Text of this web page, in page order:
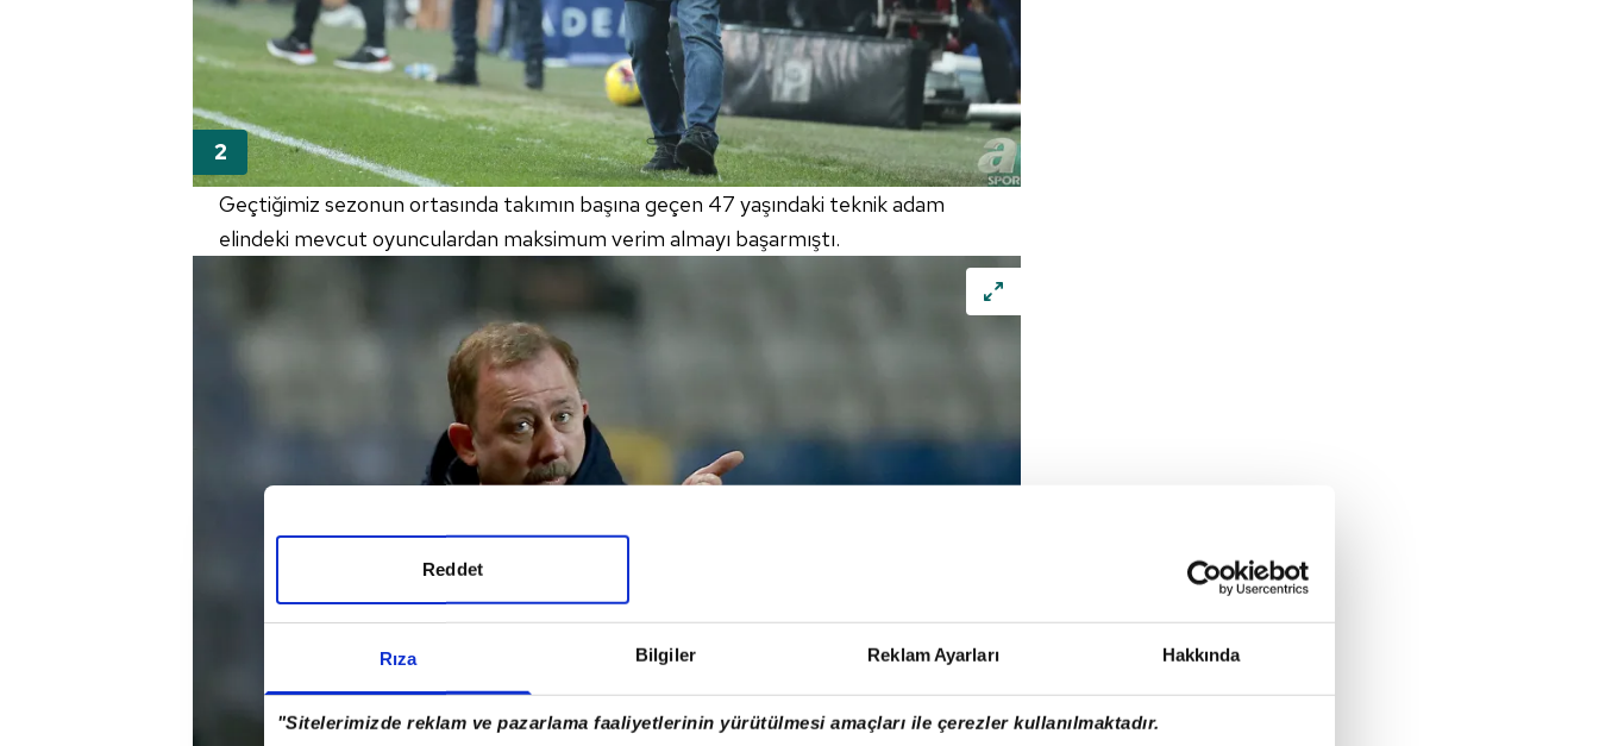
Rıza Bilgiler Reklam Ayarları Hakkında
"Sitelerimizde reklam ve pazarlama faaliyetlerinin yürütülmesi amaçları ile çerezler kullanılmaktadır.
Reddet
Geçtiğimiz sezonun ortasında takımın başına geçen 47 yaşındaki teknik adam
elindeki mevcut oyunculardan maksimum verim almayı başarmıştı.